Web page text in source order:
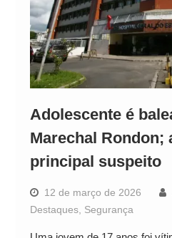
Adolescente é
Marechal Rondon;
principal suspeito
12 de março de 2026
Destaques, Segurança